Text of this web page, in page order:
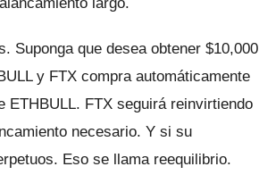
Suponga que desea obtener $10,000
y FTX compra automáticamente
ETHBULL. FTX seguirá reinvirtiendo
necesario. Y si su
Eso se llama reequilibrio.